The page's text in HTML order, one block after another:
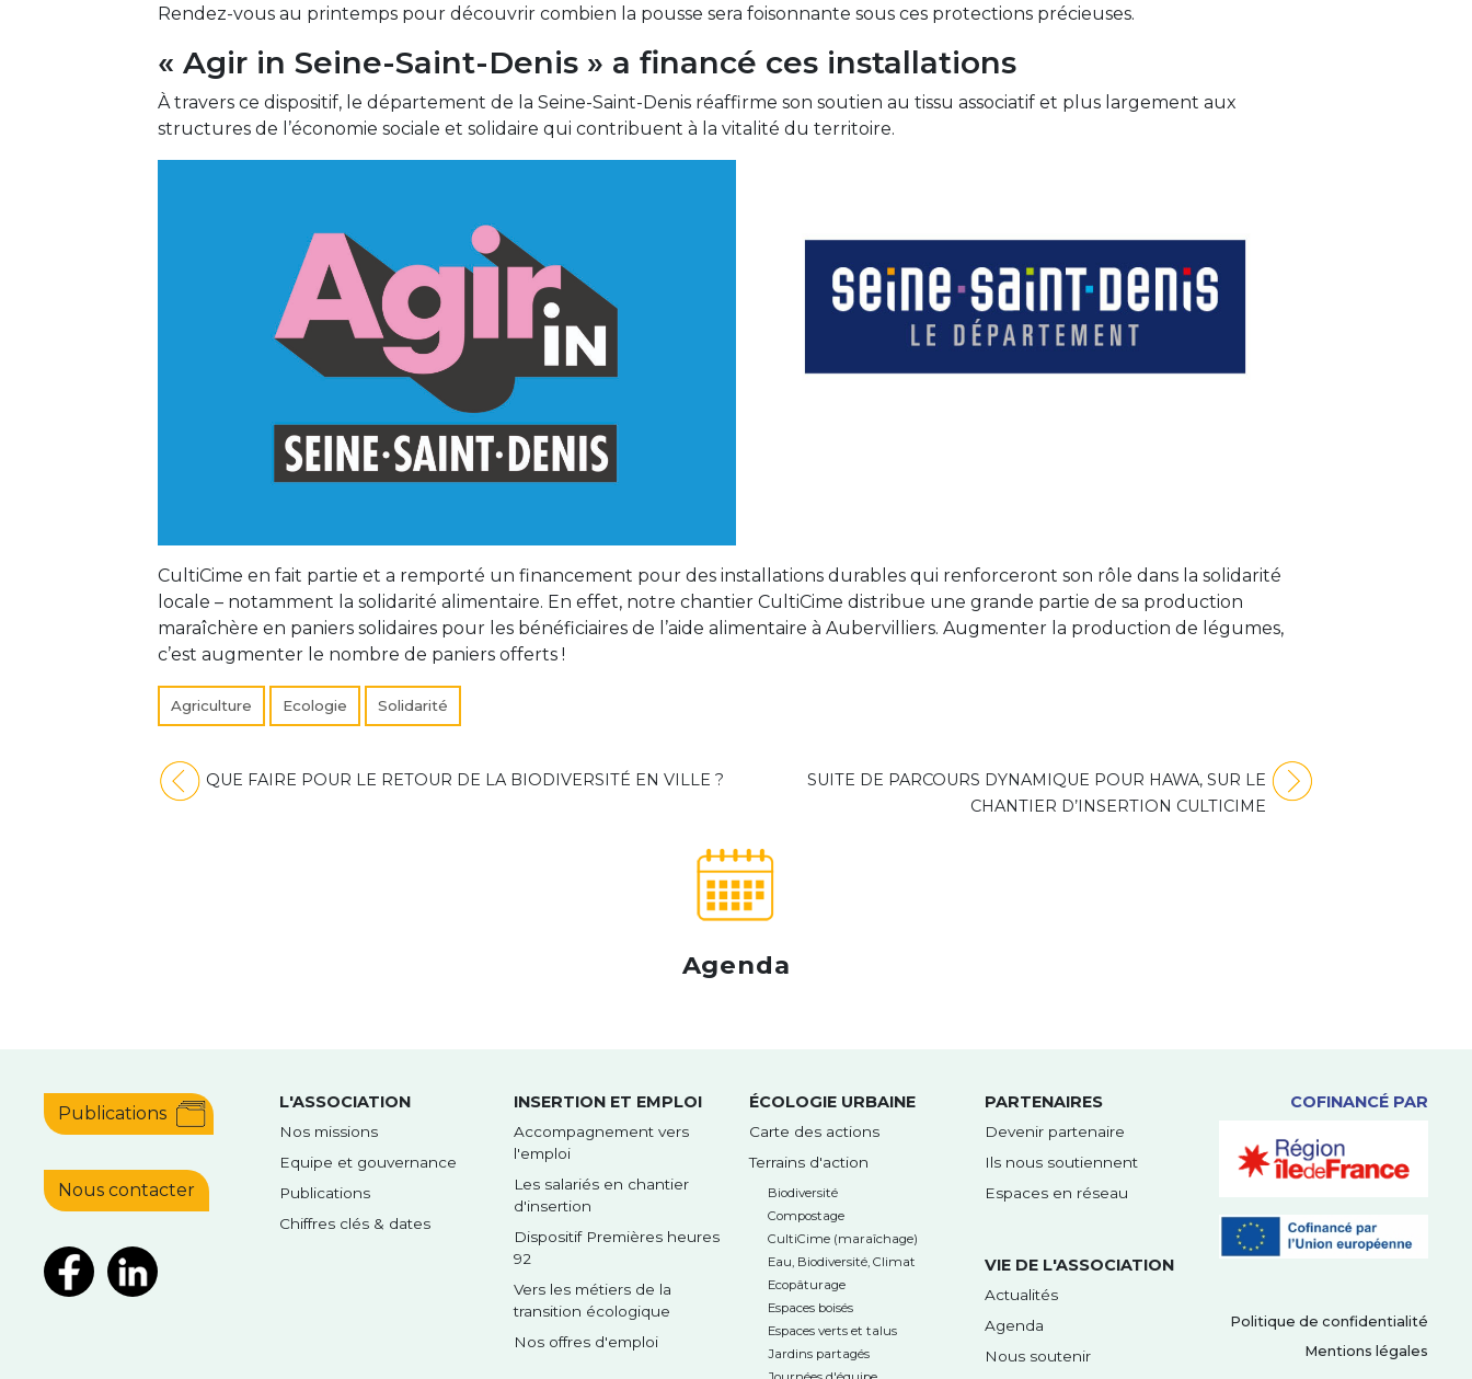
Rendez-vous au printemps pour découvrir combien la pousse sera foisonnante sous ces protections précieuses.
« Agir in Seine-Saint-Denis » a financé ces installations
À travers ce dispositif, le département de la Seine-Saint-Denis réaffirme son soutien au tissu associatif et plus largement aux
structures de l’économie sociale et solidaire qui contribuent à la vitalité du territoire.
CultiCime en fait partie et a remporté un financement pour des installations durables qui renforceront son rôle dans la solidarité
locale – notamment la solidarité alimentaire. En effet, notre chantier CultiCime distribue une grande partie de sa production
maraîchère en paniers solidaires pour les bénéficiaires de l’aide alimentaire à Aubervilliers. Augmenter la production de légumes,
c’est augmenter le nombre de paniers offerts !
Agriculture Ecologie Solidarité
Navigation
QUE FAIRE POUR LE RETOUR DE LA BIODIVERSITÉ EN VILLE ?
SUITE DE PARCOURS DYNAMIQUE POUR HAWA, SUR LE
CHANTIER D’INSERTION CULTICIME
Agenda
Publications
Nous contacter
L'ASSOCIATION
Nos missions
Equipe et gouvernance
Publications
Chiffres clés & dates
INSERTION ET EMPLOI
Accompagnement vers
l'emploi
Les salariés en chantier
d'insertion
Dispositif Premières heures
92
Vers les métiers de la
transition écologique
Nos offres d'emploi
ÉCOLOGIE URBAINE
Carte des actions
Terrains d'action
Biodiversité
Compostage
CultiCime (maraîchage)
Eau, Biodiversité, Climat
Ecopâturage
Espaces boisés
Espaces verts et talus
Jardins partagés
PARTENAIRES
Devenir partenaire
Ils nous soutiennent
Espaces en réseau
VIE DE L'ASSOCIATION
Actualités
Agenda
Nous soutenir
COFINANCÉ PAR
Politique de confidentialité
Mentions légales